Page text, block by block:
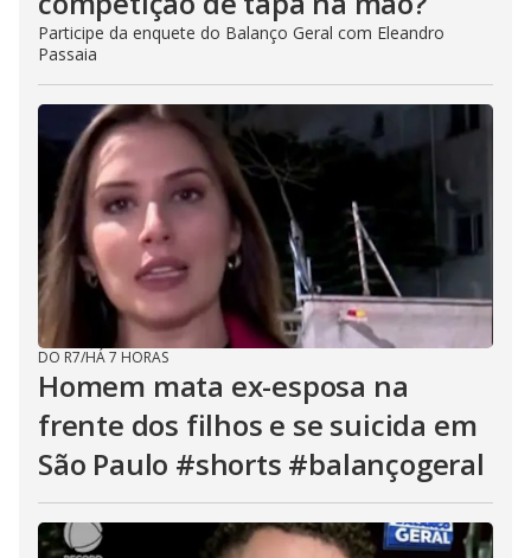
Participe da enquete do Balanço Geral com Eleandro
Passaia
DO R7/HÁ 7 HORAS
Homem mata ex-esposa na
frente dos filhos e se suicida em
São Paulo #shorts #balançogeral